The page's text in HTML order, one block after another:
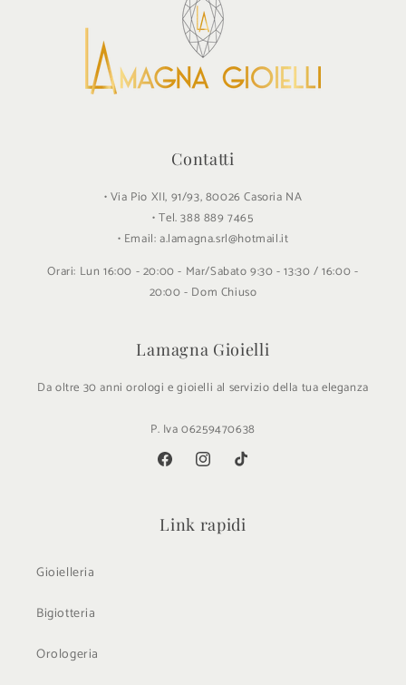
Contatti
• Via Pio XII, 91/93, 80026 Casoria NA
• Tel. 388 889 7465
• Email: a.lamagna.srl@hotmail.it
Orari: Lun 16:00 - 20:00 - Mar/Sabato 9:30 - 13:30 / 16:00 -
20:00 - Dom Chiuso
Lamagna Gioielli
Da oltre 30 anni orologi e gioielli al servizio della tua eleganza
P. Iva 06259470638
FacebookInstagramTikTok
Link rapidi
Gioielleria
Bigiotteria
Orologeria